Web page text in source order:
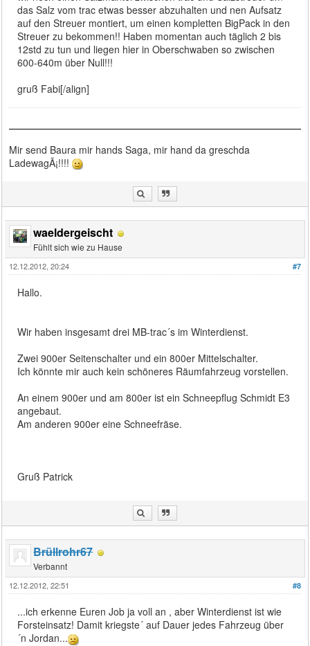
das Salz vom trac etwas besser abzuhalten und nen Aufsatz
auf den Streuer montiert, um einen kompletten BigPack in den
Streuer zu bekommen!! Haben momentan auch täglich 2 bis
12std zu tun und liegen hier in Oberschwaben so zwischen
600-640m über Null!!!
gruß Fabi[/align]
Mir send Baura mir hands Saga, mir hand da greschda
LadewagÃ¡!!!!
waeldergeischt
Fühlt sich wie zu Hause
#7
12.12.2012, 20:24
Hallo.
Wir haben insgesamt drei MB-trac´s im Winterdienst.
Zwei 900er Seitenschalter und ein 800er Mittelschalter.
Ich könnte mir auch kein schöneres Räumfahrzeug vorstellen.
An einem 900er und am 800er ist ein Schneepflug Schmidt E3
angebaut.
Am anderen 900er eine Schneefräse.
Gruß Patrick
Brüllrohr67
Verbannt
#8
12.12.2012, 22:51
...ich erkenne Euren Job ja voll an , aber Winterdienst ist wie
Forsteinsatz! Damit kriegste´ auf Dauer jedes Fahrzeug über
´n Jordan...